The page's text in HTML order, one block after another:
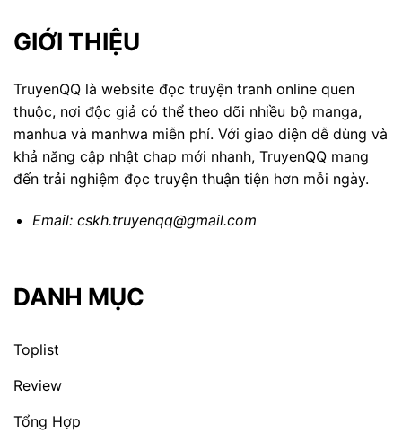
GIỚI THIỆU
TruyenQQ là website đọc truyện tranh online quen
thuộc, nơi độc giả có thể theo dõi nhiều bộ manga,
manhua và manhwa miễn phí. Với giao diện dễ dùng và
khả năng cập nhật chap mới nhanh, TruyenQQ mang
đến trải nghiệm đọc truyện thuận tiện hơn mỗi ngày.
Email: cskh.truyenqq@gmail.com
DANH MỤC
Toplist
Review
Tổng Hợp